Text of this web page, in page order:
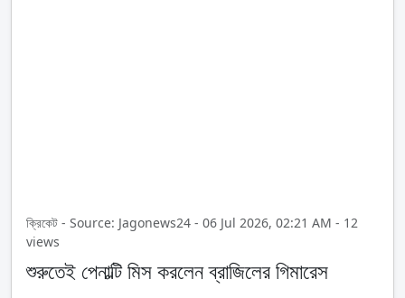
ক্রিকেট - Source: Jagonews24 - 06 Jul 2026, 02:21 AM - 12
views
শুরুতেই পেনাল্টি মিস করলেন ব্রাজিলের গিমারেস